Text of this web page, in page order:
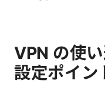
VPN の使
設定ポイン